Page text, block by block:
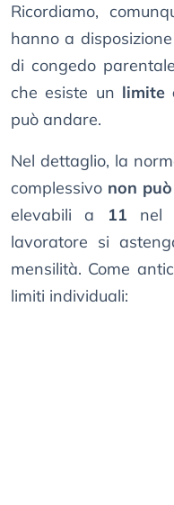
Ricordiamo,
hanno a
di congedo
che esiste un limite
può andare.
Nel dettaglio, la
complessivo non
elevabili a 11 nel
lavoratore si
mensilità. Come
limiti individuali: